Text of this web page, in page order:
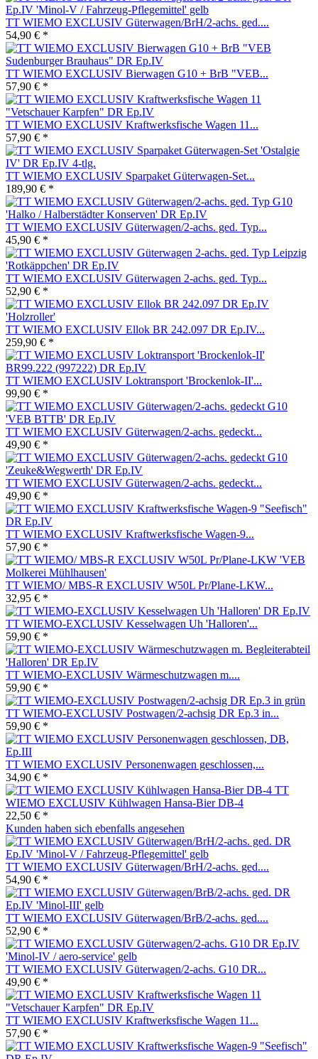
TT WIEMO EXCLUSIV Güterwagen/BrH/2-achs. ged....
54,90 € *
TT WIEMO EXCLUSIV Bierwagen G10 + BrB "VEB...
57,90 € *
TT WIEMO EXCLUSIV Kraftwerksfische Wagen 11...
57,90 € *
TT WIEMO EXCLUSIV Sparpaket Güterwagen-Set...
189,90 € *
TT WIEMO EXCLUSIV Güterwagen/2-achs. ged. Typ...
45,90 € *
TT WIEMO EXCLUSIV Güterwagen 2-achs. ged. Typ...
52,90 € *
TT WIEMO EXCLUSIV Ellok BR 242.097 DR Ep.IV...
259,90 € *
TT WIEMO EXCLUSIV Loktransport 'Brockenlok-II'...
99,90 € *
TT WIEMO EXCLUSIV Güterwagen/2-achs. gedeckt...
49,90 € *
TT WIEMO EXCLUSIV Güterwagen/2-achs. gedeckt...
49,90 € *
TT WIEMO EXCLUSIV Kraftwerksfische Wagen-9...
57,90 € *
TT WIEMO/ MBS-R EXCLUSIV W50L Pr/Plane-LKW...
32,95 € *
TT WIEMO-EXCLUSIV Kesselwagen Uh 'Halloren'...
59,90 € *
TT WIEMO-EXCLUSIV Wärmeschutzwagen m....
59,90 € *
TT WIEMO-EXCLUSIV Postwagen/2-achsig DR Ep.3 in...
59,90 € *
TT WIEMO EXCLUSIV Personenwagen geschlossen,...
34,90 € *
TT
WIEMO EXCLUSIV Kühlwagen Hansa-Bier DB-4
22,50 € *
Kunden haben sich ebenfalls angesehen
TT WIEMO EXCLUSIV Güterwagen/BrH/2-achs. ged....
54,90 € *
TT WIEMO EXCLUSIV Güterwagen/BrB/2-achs. ged....
52,90 € *
TT WIEMO EXCLUSIV Güterwagen/2-achs. G10 DR...
49,90 € *
TT WIEMO EXCLUSIV Kraftwerksfische Wagen 11...
57,90 € *